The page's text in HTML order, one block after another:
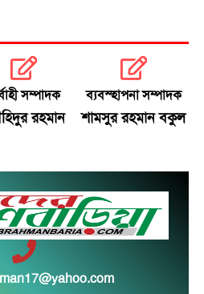
ক্ষমা চাইল ফিফা
প্রায় ১০ হাজার টাকা
দলীয় পদযাত্রায় পুলিশের বাধা
রোমাঞ্চিত হ্যাজলউড
সম্পাদক
রহমান
ব্যবস্হাপনা সম্পাদক
শামসুর রহমান বকুল